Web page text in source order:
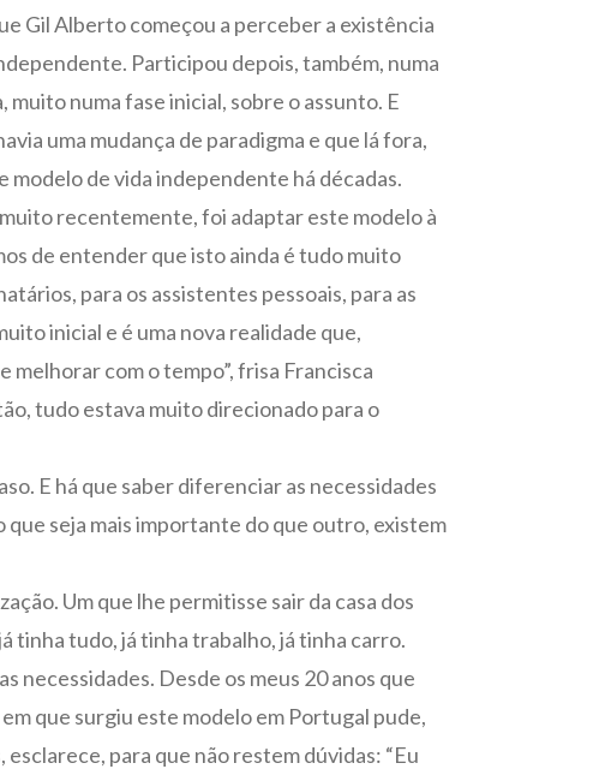
Gil Alberto começou a perceber a existência
Participou depois, também, numa
muito numa fase inicial, sobre o assunto. E
uma mudança de paradigma e que lá fora,
modelo de vida independente há décadas.
recentemente, foi adaptar este modelo à
de entender que isto ainda é tudo muito
para os assistentes pessoais, para as
inicial e é uma nova realidade que,
com o tempo”, frisa Francisca
tudo estava muito direcionado para o
E há que saber diferenciar as necessidades
que seja mais importante do que outro, existem
Um que lhe permitisse sair da casa dos
tinha tudo, já tinha trabalho, já tinha carro.
necessidades. Desde os meus 20 anos que
que surgiu este modelo em Portugal pude,
para que não restem dúvidas: “Eu